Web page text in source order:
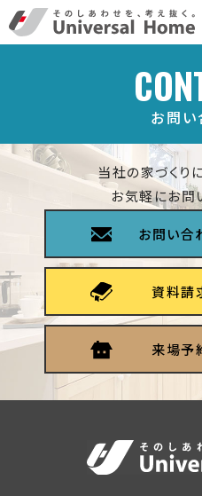
お問
当社の家づくり
お気軽にお問
お問い合
資料請
来場予